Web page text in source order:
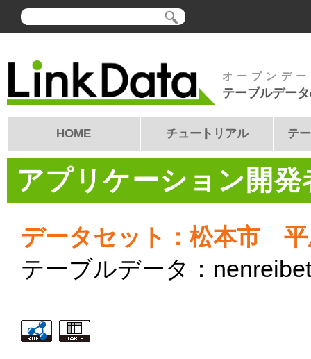
オープンデ
テーブルデー
HOME チュートリアル テ
アプリケーション開
データセット：松本市 平
テーブルデータ：